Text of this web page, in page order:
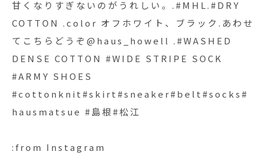
甘くなりすぎないのがうれしい。.#MHL.#DRY
COTTON .color オフホワイト、ブラック.あわせ
てこちらどうぞ︎@haus_howell .#WASHED
DENSE COTTON #WIDE STRIPE SOCK
#ARMY SHOES
#cottonknit#skirt#sneaker#belt#socks#
hausmatsue #島根#松江
:from Instagram